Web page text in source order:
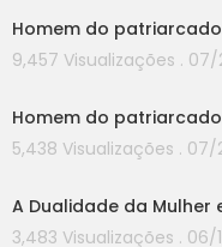
Homem do
9,457 Visualizações .
Homem do patriarcado
5,438 Visualizações .
A Dualidade da Mulher
3,483 Visualizações . 06/